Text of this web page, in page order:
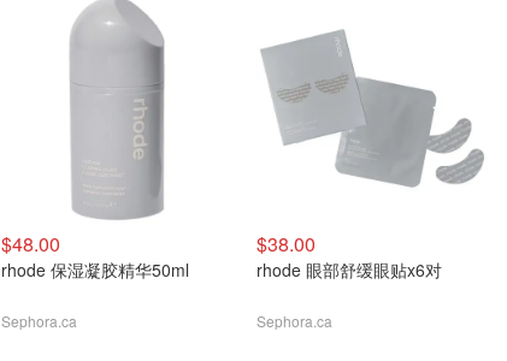
$48.00
rhode 保湿凝胶精华50ml
Sephora.ca
$38.00
rhode 眼部舒缓眼贴x6对
Sephora.ca